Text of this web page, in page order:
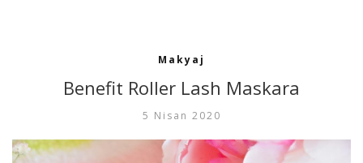
Makyaj
Benefit Roller Lash Maskara
5 Nisan 2020